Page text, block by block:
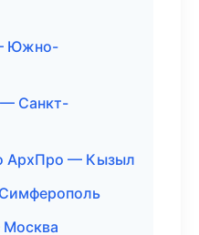
Южно-
Санкт-
АрхПро — Кызыл